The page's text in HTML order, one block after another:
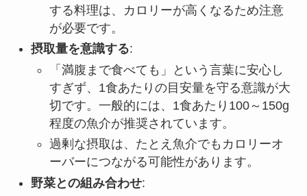
する料理は、カロリーが高くなるため注意
が必要です。
摂取量を意識する:
「満腹まで食べても」という言葉に安心し
すぎず、1食あたりの目安量を守る意識が大
切です。一般的には、1食あたり100～150g
程度の魚介が推奨されています。
過剰な摂取は、たとえ魚介でもカロリーオ
ーバーにつながる可能性があります。
野菜との組み合わせ: